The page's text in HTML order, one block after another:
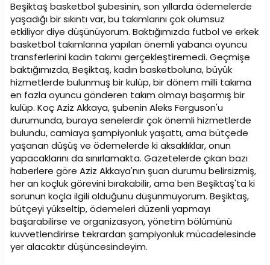
Beşiktaş basketbol şubesinin, son yıllarda ödemelerde
yaşadığı bir sıkıntı var, bu takımlarını çok olumsuz
etkiliyor diye düşünüyorum. Baktığımızda futbol ve erkek
basketbol takımlarına yapılan önemli yabancı oyuncu
transferlerini kadın takımı gerçekleştiremedi. Geçmişe
baktığımızda, Beşiktaş, kadın basketboluna, büyük
hizmetlerde bulunmuş bir kulüp, bir dönem milli takıma
en fazla oyuncu gönderen takım olmayı başarmış bir
kulüp. Koç Aziz Akkaya, şubenin Aleks Ferguson'u
durumunda, buraya senelerdir çok önemli hizmetlerde
bulundu, camiaya şampiyonluk yaşattı, ama bütçede
yaşanan düşüş ve ödemelerde ki aksaklıklar, onun
yapacaklarını da sınırlamakta. Gazetelerde çıkan bazı
haberlere göre Aziz Akkaya'nın şuan durumu belirsizmiş,
her an koçluk görevini bırakabilir, ama ben Beşiktaş'ta ki
sorunun koçla ilgili olduğunu düşünmüyorum. Beşiktaş,
bütçeyi yükseltip, ödemeleri düzenli yapmayı
başarabilirse ve organizasyon, yönetim bölümünü
kuvvetlendirirse tekrardan şampiyonluk mücadelesinde
yer alacaktır düşüncesindeyim.